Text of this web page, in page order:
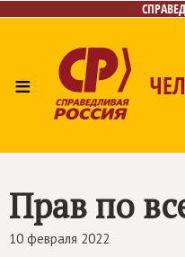
≡
Прав по
10 февраля 2022